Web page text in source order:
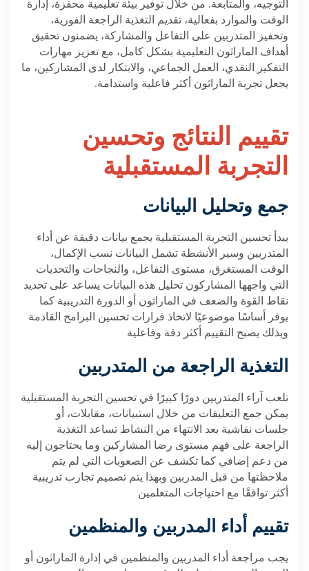
التوجيه، والمتابعة. من خلال توفير بيئة تعليمية محفزة، إدارة
الوقت والموارد بفعالية، تقديم التغذية الراجعة الفورية،
وتحفيز المتدربين على التفاعل والمشاركة، يضمنون تحقيق
أهداف الماراثون التعليمية بشكل كامل، مع تعزيز مهارات
التفكير النقدي، العمل الجماعي، والابتكار لدى المشاركين، ما
يجعل تجربة الماراثون أكثر فاعلية واستدامة.
تقييم النتائج وتحسين
التجربة المستقبلية
جمع وتحليل البيانات
يبدأ تحسين التجربة المستقبلية بجمع بيانات دقيقة عن أداء
المتدربين وسير الأنشطة تشمل البيانات نسب الإكمال،
الوقت المستغرق، مستوى التفاعل، والنجاحات والتحديات
التي واجهها المشاركون تحليل هذه البيانات يساعد على تحديد
نقاط القوة والضعف في الماراثون أو الدورة التدريبية كما
يوفر أساسًا موضوعيًا لاتخاذ قرارات تحسين البرامج القادمة
وبذلك يصبح التقييم أكثر دقة وفاعلية
التغذية الراجعة من المتدربين
تلعب آراء المتدربين دورًا كبيرًا في تحسين التجربة المستقبلية
يمكن جمع التعليقات من خلال استبيانات، مقابلات، أو
جلسات نقاشية بعد الانتهاء من النشاط تساعد التغذية
الراجعة على فهم مستوى رضا المشاركين وما يحتاجون إليه
من دعم إضافي كما تكشف عن الصعوبات التي لم يتم
ملاحظتها من قبل المدربين وبهذا يتم تصميم تجارب تدريبية
أكثر توافقًا مع احتياجات المتعلمين
تقييم أداء المدربين والمنظمين
يجب مراجعة أداء المدربين والمنظمين في إدارة الماراثون أو